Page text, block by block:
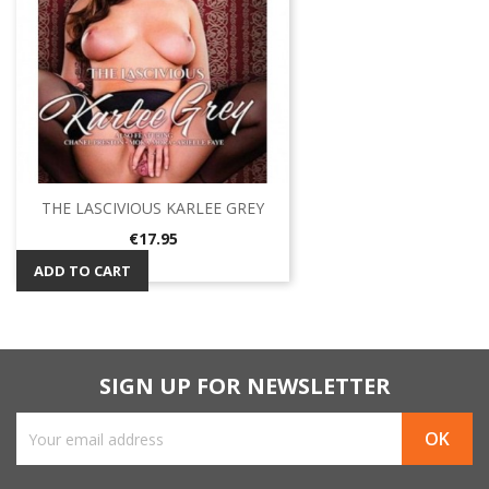
THE LASCIVIOUS KARLEE GREY
Price
€17.95
ADD TO CART
SIGN UP FOR NEWSLETTER